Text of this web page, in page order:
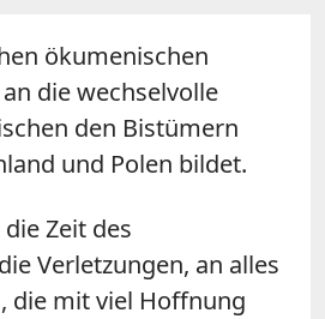
ökumenischen
die wechselvolle
den Bistümern
und Polen bildet.
Zeit des
Verletzungen, an alles
die mit viel Hoffnung